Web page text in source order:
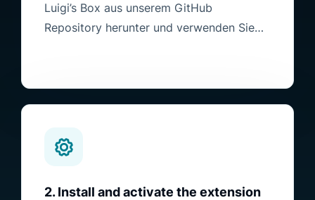
Luigi’s Box aus unserem GitHub
Repository herunter und verwenden Sie
2. Install and activate the extension